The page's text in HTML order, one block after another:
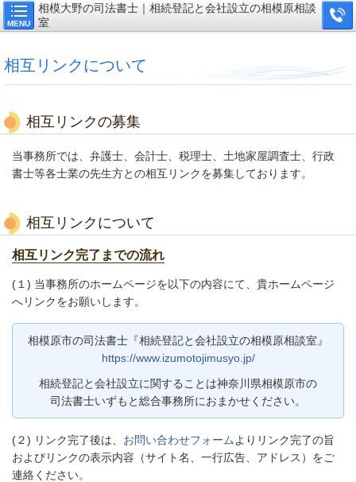
MENU
相模大野の司法書士｜相続登記と会社設立の相模原相談
室
相互リンクについて
相互リンクの募集
当事務所では、弁護士、会計士、税理士、土地家屋調査士、行政
書士等各士業の先生方との相互リンクを募集しております。
相互リンクについて
相互リンク完了までの流れ
(１) 当事務所のホームページを以下の内容にて、貴ホームページ
へリンクをお願いします。
相模原市の司法書士『相続登記と会社設立の相模原相談室』
https://www.izumotojimusyo.jp/
相続登記と会社設立に関することは神奈川県相模原市の
司法書士いずもと総合事務所におまかせください。
(２) リンク完了後は、 お問い合わせフォーム よりリンク完了の旨
およびリンクの表示内容（サイト名、一行広告、アドレス）をご
連絡ください。